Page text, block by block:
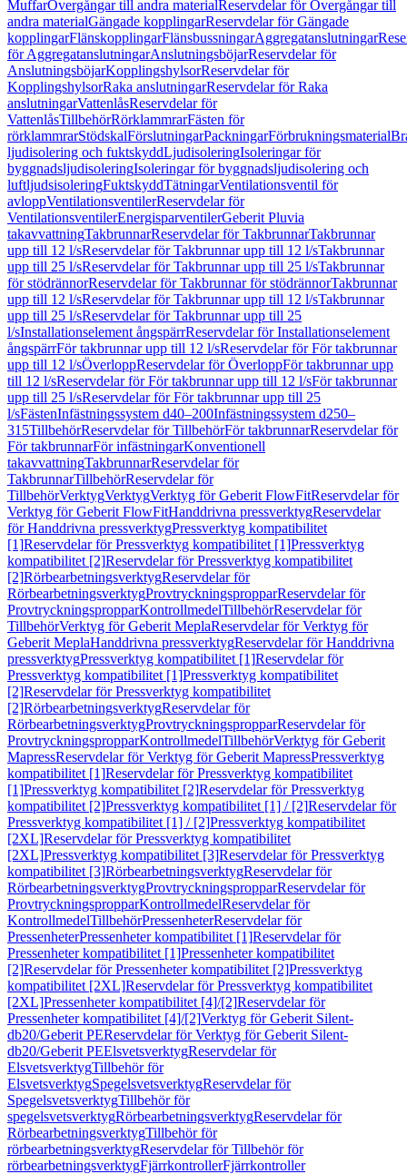
MuffarÖvergångar till andra materialReservdelar för Övergångar till
andra materialGängade kopplingarReservdelar för Gängade
kopplingarFlänskopplingarFlänsbussningarAggregatanslutningar
för AggregatanslutningarAnslutningsböjarReservdelar för
AnslutningsböjarKopplingshylsorReservdelar för
KopplingshylsorRaka anslutningarReservdelar för Raka
anslutningarVattenlåsReservdelar för
VattenlåsTillbehörRörklammrarFästen för
rörklammrarStödskalFörslutningarPackningarFörbrukningsmaterial
ljudisolering och fuktskyddLjudisoleringIsoleringar för
byggnadsljudisoleringIsoleringar för byggnadsljudisolering och
luftljudsisoleringFuktskyddTätningarVentilationsventil för
avloppVentilationsventilerReservdelar för
VentilationsventilerEnergisparventilerGeberit Pluvia
takavvattningTakbrunnarReservdelar för TakbrunnarTakbrunnar
upp till 12 l/sReservdelar för Takbrunnar upp till 12 l/sTakbrunnar
upp till 25 l/sReservdelar för Takbrunnar upp till 25 l/sTakbrunnar
för stödrännorReservdelar för Takbrunnar för stödrännorTakbrunnar
upp till 12 l/sReservdelar för Takbrunnar upp till 12 l/sTakbrunnar
upp till 25 l/sReservdelar för Takbrunnar upp till 25
l/sInstallationselement ångspärrReservdelar för Installationselement
ångspärrFör takbrunnar upp till 12 l/sReservdelar för För takbrunnar
upp till 12 l/sÖverloppReservdelar för ÖverloppFör takbrunnar upp
till 12 l/sReservdelar för För takbrunnar upp till 12 l/sFör takbrunnar
upp till 25 l/sReservdelar för För takbrunnar upp till 25
l/sFästenInfästningssystem d40–200Infästningssystem d250–
315TillbehörReservdelar för TillbehörFör takbrunnarReservdelar för
För takbrunnarFör infästningarKonventionell
takavvattningTakbrunnarReservdelar för
TakbrunnarTillbehörReservdelar för
TillbehörVerktygVerktygVerktyg för Geberit FlowFitReservdelar för
Verktyg för Geberit FlowFitHanddrivna pressverktygReservdelar
för Handdrivna pressverktygPressverktyg kompatibilitet
[1]Reservdelar för Pressverktyg kompatibilitet [1]Pressverktyg
kompatibilitet [2]Reservdelar för Pressverktyg kompatibilitet
[2]RörbearbetningsverktygReservdelar för
RörbearbetningsverktygProvtryckningspropparReservdelar för
ProvtryckningspropparKontrollmedelTillbehörReservdelar för
TillbehörVerktyg för Geberit MeplaReservdelar för Verktyg för
Geberit MeplaHanddrivna pressverktygReservdelar för Handdrivna
pressverktygPressverktyg kompatibilitet [1]Reservdelar för
Pressverktyg kompatibilitet [1]Pressverktyg kompatibilitet
[2]Reservdelar för Pressverktyg kompatibilitet
[2]RörbearbetningsverktygReservdelar för
RörbearbetningsverktygProvtryckningspropparReservdelar för
ProvtryckningspropparKontrollmedelTillbehörVerktyg för Geberit
MapressReservdelar för Verktyg för Geberit MapressPressverktyg
kompatibilitet [1]Reservdelar för Pressverktyg kompatibilitet
[1]Pressverktyg kompatibilitet [2]Reservdelar för Pressverktyg
kompatibilitet [2]Pressverktyg kompatibilitet [1] / [2]Reservdelar för
Pressverktyg kompatibilitet [1] / [2]Pressverktyg kompatibilitet
[2XL]Reservdelar för Pressverktyg kompatibilitet
[2XL]Pressverktyg kompatibilitet [3]Reservdelar för Pressverktyg
kompatibilitet [3]RörbearbetningsverktygReservdelar för
RörbearbetningsverktygProvtryckningspropparReservdelar för
ProvtryckningspropparKontrollmedelReservdelar för
KontrollmedelTillbehörPressenheterReservdelar för
PressenheterPressenheter kompatibilitet [1]Reservdelar för
Pressenheter kompatibilitet [1]Pressenheter kompatibilitet
[2]Reservdelar för Pressenheter kompatibilitet [2]Pressverktyg
kompatibilitet [2XL]Reservdelar för Pressverktyg kompatibilitet
[2XL]Pressenheter kompatibilitet [4]/[2]Reservdelar för
Pressenheter kompatibilitet [4]/[2]Verktyg för Geberit Silent-
db20/Geberit PEReservdelar för Verktyg för Geberit Silent-
db20/Geberit PEElsvetsverktygReservdelar för
ElsvetsverktygTillbehör för
ElsvetsverktygSpegelsvetsverktygReservdelar för
SpegelsvetsverktygTillbehör för
spegelsvetsverktygRörbearbetningsverktygReservdelar för
RörbearbetningsverktygTillbehör för
rörbearbetningsverktygReservdelar för Tillbehör för
rörbearbetningsverktygFjärrkontrollerFjärrkontroller